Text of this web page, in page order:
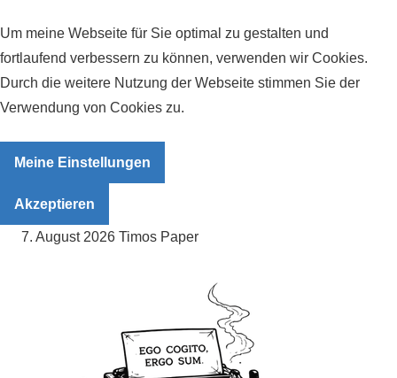
Um meine Webseite für Sie optimal zu gestalten und
fortlaufend verbessern zu können, verwenden wir Cookies.
Durch die weitere Nutzung der Webseite stimmen Sie der
Verwendung von Cookies zu.
Meine Einstellungen
Akzeptieren
Zum7. August 2026 Timos Paper